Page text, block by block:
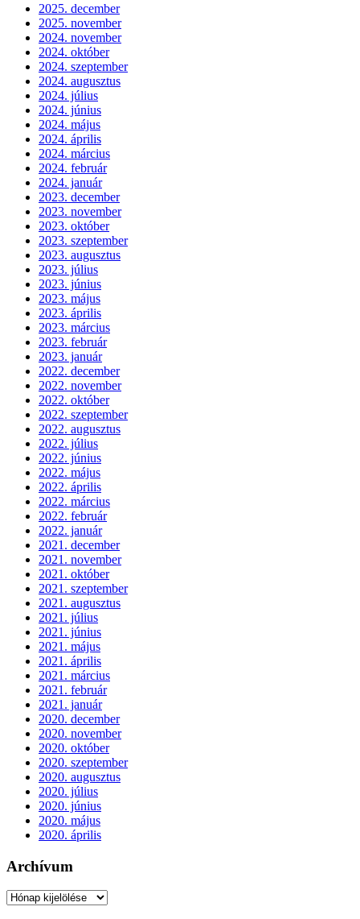
2025. december
2025. november
2024. november
2024. október
2024. szeptember
2024. augusztus
2024. július
2024. június
2024. május
2024. április
2024. március
2024. február
2024. január
2023. december
2023. november
2023. október
2023. szeptember
2023. augusztus
2023. július
2023. június
2023. május
2023. április
2023. március
2023. február
2023. január
2022. december
2022. november
2022. október
2022. szeptember
2022. augusztus
2022. július
2022. június
2022. május
2022. április
2022. március
2022. február
2022. január
2021. december
2021. november
2021. október
2021. szeptember
2021. augusztus
2021. július
2021. június
2021. május
2021. április
2021. március
2021. február
2021. január
2020. december
2020. november
2020. október
2020. szeptember
2020. augusztus
2020. július
2020. június
2020. május
2020. április
Archívum
Archívum